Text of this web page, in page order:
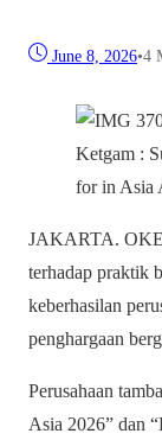
June 8, 2026•4
Ketgam :
for in Asia
JAKARTA.
terhadap praktik
keberhasilan
penghargaan
Perusahaan
Asia 2026” dan